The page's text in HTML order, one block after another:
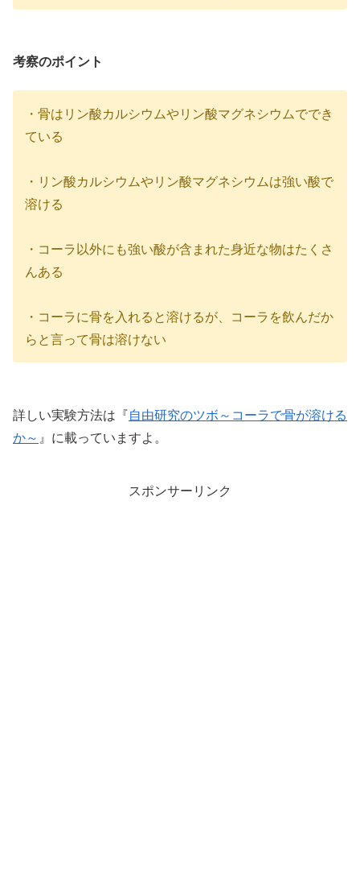
考察のポイント
・骨はリン酸カルシウムやリン酸マグネシウムででき
ている
・リン酸カルシウムやリン酸マグネシウムは強い酸で
溶ける
・コーラ以外にも強い酸が含まれた身近な物はたくさ
んある
・コーラに骨を入れると溶けるが、コーラを飲んだか
らと言って骨は溶けない
詳しい実験方法は『自由研究のツボ～コーラで骨が溶ける
か～ 』に載っていますよ。
スポンサーリンク